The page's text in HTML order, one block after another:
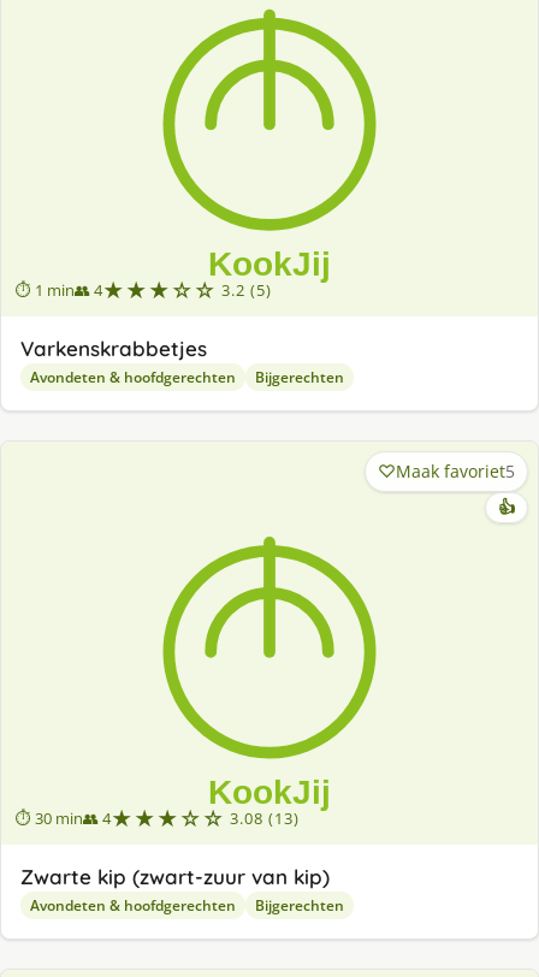
⏱ 1 min👥 4★★★☆☆ 3.2 (5)
Varkenskrabbetjes
Avondeten & hoofdgerechten Bijgerechten
⏱ 30 min👥 4★★★☆☆ 3.08 (13)
Maak favoriet5
👍
Zwarte kip (zwart-zuur van kip)
Avondeten & hoofdgerechten Bijgerechten